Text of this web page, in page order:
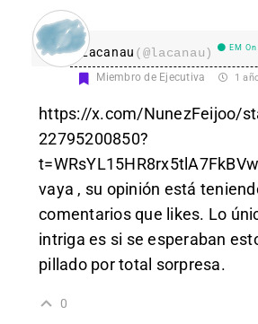
Lacanau (@lacanau) EM On
Miembro de Ejecutiva 1
https://x.com/NunezFeijoo/
22795200850?
vaya , su opinión está
comentarios que likes. Lo
intriga es si se esperaban
pillado por total sorpresa.
0